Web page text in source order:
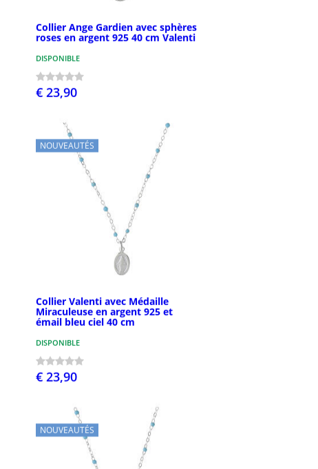
Collier Ange Gardien avec sphères
roses en argent 925 40 cm Valenti
DISPONIBLE
€ 23,90
NOUVEAUTÉS
Collier Valenti avec Médaille
Miraculeuse en argent 925 et
émail bleu ciel 40 cm
DISPONIBLE
€ 23,90
NOUVEAUTÉS